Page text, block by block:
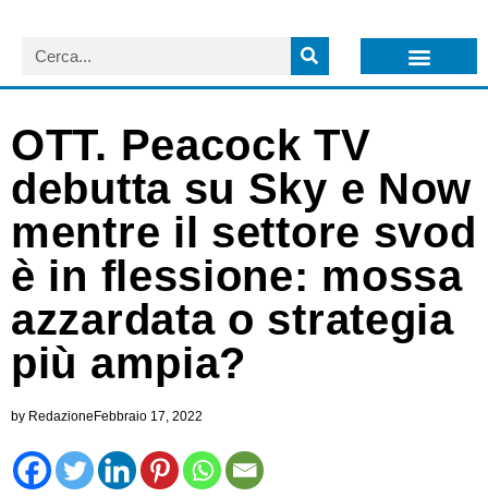
OTT. Peacock TV
debutta su Sky e Now
mentre il settore svod
è in flessione: mossa
azzardata o strategia
più ampia?
by Redazione Febbraio 17, 2022